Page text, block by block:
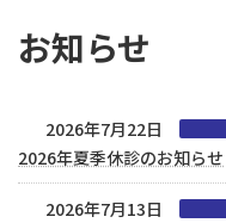
お知らせ
2026年7月22日
2026年夏季休診のお知らせ
2026年7月13日